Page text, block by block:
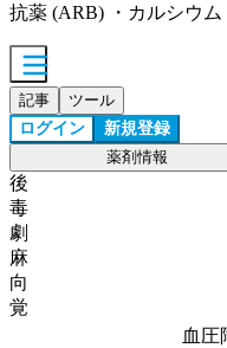
抗薬 (ARB) ・カルシウム
記事 ツール
ログイン 新規登録
薬剤情報
後
毒
劇
麻
向
覚
血圧